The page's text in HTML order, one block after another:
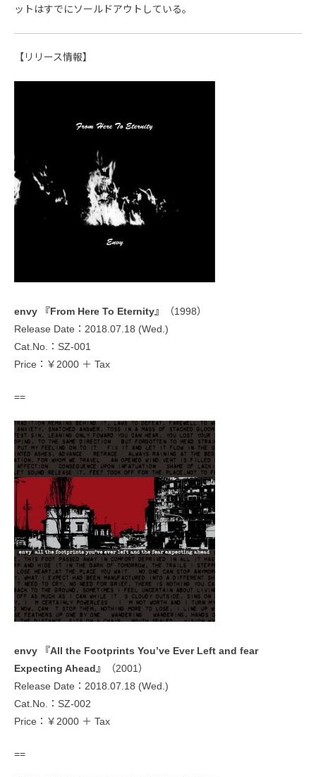
ットはすでにソールドアウトしている。
【リリース情報】
envy 『From Here To Eternity』
（1998）
Release Date：2018.07.18 (Wed.)
Cat.No.：SZ-001
Price：￥2000 ＋ Tax
==
envy 『All the Footprints You’ve Ever Left and fear
Expecting Ahead』
（2001）
Release Date：2018.07.18 (Wed.)
Cat.No.：SZ-002
Price：￥2000 ＋ Tax
==